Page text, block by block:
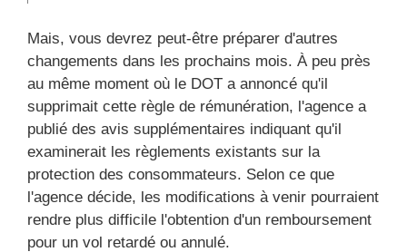
Mais, vous devrez peut-être préparer d'autres
changements dans les prochains mois. À peu près
au même moment où le DOT a annoncé qu'il
supprimait cette règle de rémunération, l'agence a
publié des avis supplémentaires indiquant qu'il
examinerait les règlements existants sur la
protection des consommateurs. Selon ce que
l'agence décide, les modifications à venir pourraient
rendre plus difficile l'obtention d'un remboursement
pour un vol retardé ou annulé.